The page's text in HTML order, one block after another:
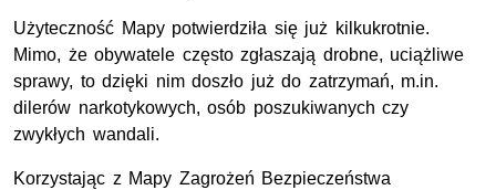
Użyteczność Mapy potwierdziła się już kilkukrotnie.
Mimo, że obywatele często zgłaszają drobne, uciążliwe
sprawy, to dzięki nim doszło już do zatrzymań, m.in.
dilerów narkotykowych, osób poszukiwanych czy
zwykłych wandali.
Korzystając z Mapy Zagrożeń Bezpieczeństwa